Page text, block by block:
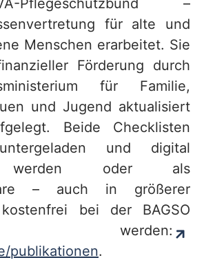
Pflegeschutzbund –
für alte und
Menschen erarbeitet. Sie
Förderung durch
für Familie,
und Jugend aktualisiert
Beide Checklisten
und digital
werden oder als
– auch in größerer
bei der BAGSO
werden:
publikationen.